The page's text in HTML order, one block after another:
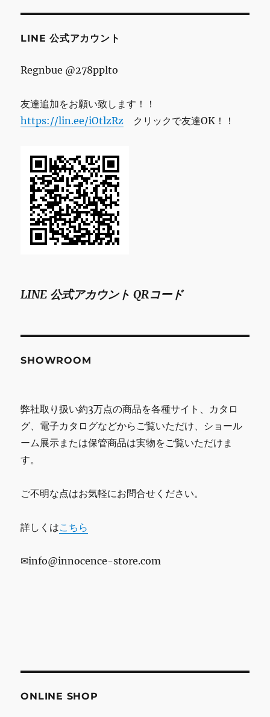
ス
LINE 公式アカウント
Regnbue @278pplto
友達追加をお願い致します！！
https://lin.ee/iOtlzRz クリックで友達OK！！
LINE 公式アカウント QRコード
SHOWROOM
弊社取り扱い約3万点の商品を各種サイト、カタロ
グ、電子カタログなどからご覧いただけ、ショール
ーム展示または保管商品は実物をご覧いただけま
す。
ご不明な点はお気軽にお問合せください。
詳しくはこちら
✉info@innocence-store.com
ONLINE SHOP